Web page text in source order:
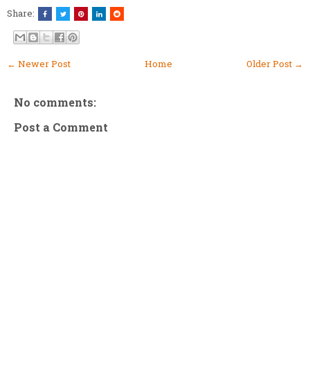
Share:
← Newer Post Older Post →
Home
No comments:
Post a Comment